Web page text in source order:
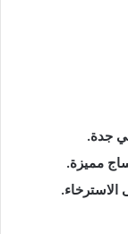
جدة.
مميزة.
الاسترخاء.